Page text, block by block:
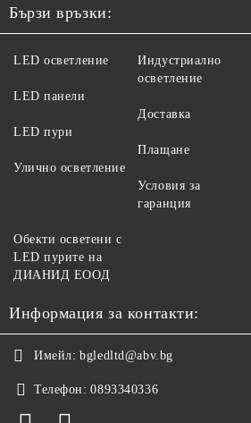
Бързи връзки:
LED осветление
LED панели
LED пури
Улично осветление
Индустриално
осветление
Доставка
Плащане
Условия за
гаранция
Обекти осветени с
LED пурите на
ДИАНИД ЕООД
Информация за контакти:
Имейл: bgledltd@abv.bg
Телефон: 0893340336